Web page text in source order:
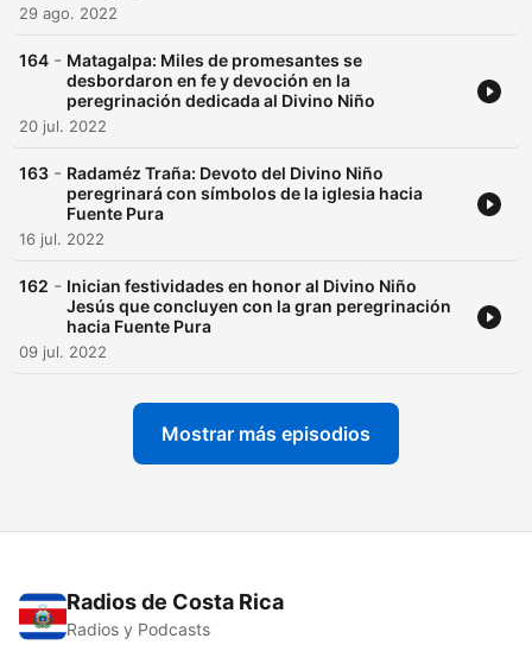
29 ago. 2022
164 - Matagalpa: Miles de promesantes se
desbordaron en fe y devoción en la
peregrinación dedicada al Divino Niño
20 jul. 2022
163 - Radaméz Traña: Devoto del Divino Niño
peregrinará con símbolos de la iglesia hacia
Fuente Pura
16 jul. 2022
162 - Inician festividades en honor al Divino Niño
Jesús que concluyen con la gran peregrinación
hacia Fuente Pura
09 jul. 2022
Mostrar más episodios
Radios de Costa Rica
Radios y Podcasts